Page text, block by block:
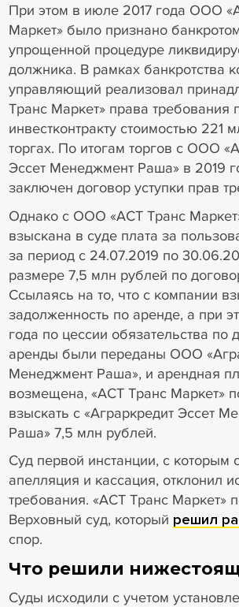
При этом в июле 2017 года ООО
Маркет» было признано
упрощенной процедуре
должника. В рамках банкротства
управляющий реализовал
Транс Маркет» права требования
инвестконтракту стоимостью 221
торгах. По итогам торгов с ООО
Эссет Менеджмент Раша» в 2019
заключен договор уступки прав
Однако с ООО «АСТ Транс
взыскана в суде плата за
за период с 24.07.2019 по
размере 7,5 млн рублей по
Ссылаясь на то, что с компании
задолженность по аренде, а при
года по цессии обязательства по
аренды были переданы ООО
Менеджмент Раша», и арендная
возмещена, «АСТ Транс Маркет»
взыскать с «Аграркредит Эссет
Раша» 7,5 млн рублей.
Суд первой инстанции, с которым
апелляция и кассация, отклонил
требования. «АСТ Транс Маркет»
Верховный суд, который решил
спор.
Что решили
Суды исходили с учетом